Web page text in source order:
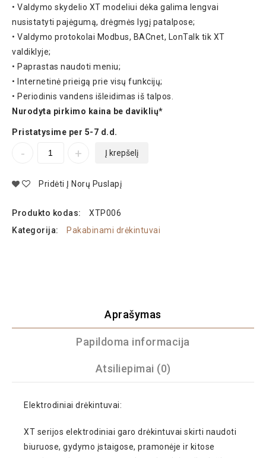
• Valdymo skydelio XT modeliui dėka galima lengvai
nusistatyti pajėgumą, drėgmės lygį patalpose;
• Valdymo protokolai Modbus, BACnet, LonTalk tik XT
valdiklyje;
• Paprastas naudoti meniu;
• Internetinė prieigą prie visų funkcijų;
• Periodinis vandens išleidimas iš talpos.
Nurodyta pirkimo kaina be daviklių*
Pristatysime per 5-7 d.d.
Į krepšelį
Pridėti Į Norų Puslapį
Produkto kodas:
XTP006
Kategorija:
Pakabinami drėkintuvai
Aprašymas
Papildoma informacija
Atsiliepimai (0)
Elektrodiniai drėkintuvai:
XT serijos elektrodiniai garo drėkintuvai skirti naudoti
biuruose, gydymo įstaigose, pramonėje ir kitose